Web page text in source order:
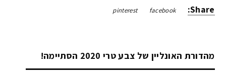
Share:
facebook
pinterest
מהדורת האונליין של צבע טרי 2020 הסתיימה!